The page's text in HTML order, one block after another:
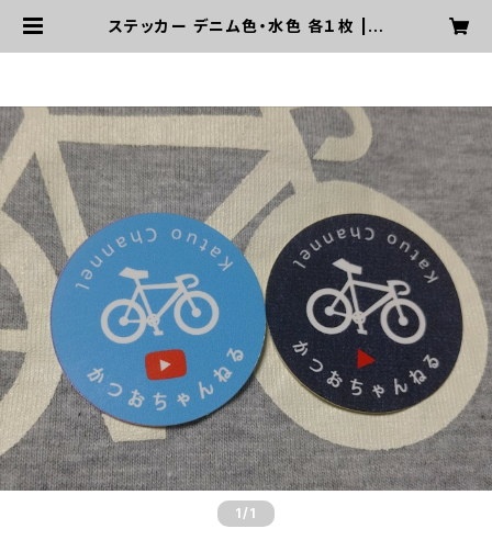
ステッカー デニム色・水色 各１枚 | k
1 /1